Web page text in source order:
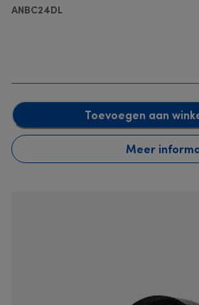
ANBC24DL
Toevoegen aan
Meer